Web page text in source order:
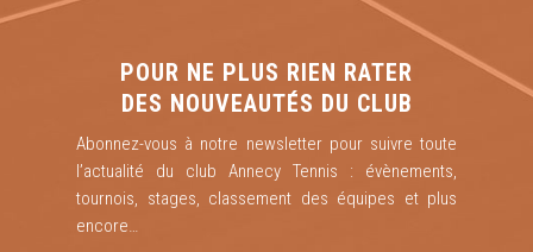
POUR NE PLUS RIEN RATER
DES NOUVEAUTÉS DU CLUB
Abonnez-vous à notre newsletter pour suivre toute
l’actualité du club Annecy Tennis : évènements,
tournois, stages, classement des équipes et plus
encore…